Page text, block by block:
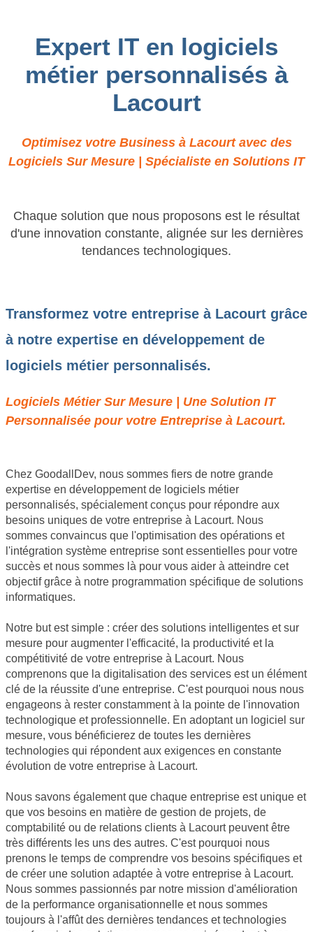
Expert IT en logiciels
métier personnalisés à
Lacourt
Optimisez votre Business à Lacourt avec des
Logiciels Sur Mesure | Spécialiste en Solutions IT
Chaque solution que nous proposons est le résultat
d'une innovation constante, alignée sur les dernières
tendances technologiques.
Transformez votre entreprise à Lacourt grâce
à notre expertise en développement de
logiciels métier personnalisés.
Logiciels Métier Sur Mesure | Une Solution IT
Personnalisée pour votre Entreprise à Lacourt.
Chez GoodallDev, nous sommes fiers de notre grande
expertise en développement de logiciels métier
personnalisés, spécialement conçus pour répondre aux
besoins uniques de votre entreprise à Lacourt. Nous
sommes convaincus que l'optimisation des opérations et
l'intégration système entreprise sont essentielles pour votre
succès et nous sommes là pour vous aider à atteindre cet
objectif grâce à notre programmation spécifique de solutions
informatiques.
Notre but est simple : créer des solutions intelligentes et sur
mesure pour augmenter l'efficacité, la productivité et la
compétitivité de votre entreprise à Lacourt. Nous
comprenons que la digitalisation des services est un élément
clé de la réussite d'une entreprise. C'est pourquoi nous nous
engageons à rester constamment à la pointe de l'innovation
technologique et professionnelle. En adoptant un logiciel sur
mesure, vous bénéficierez de toutes les dernières
technologies qui répondent aux exigences en constante
évolution de votre entreprise à Lacourt.
Nous savons également que chaque entreprise est unique et
que vos besoins en matière de gestion de projets, de
comptabilité ou de relations clients à Lacourt peuvent être
très différents les uns des autres. C'est pourquoi nous
prenons le temps de comprendre vos besoins spécifiques et
de créer une solution adaptée à votre entreprise à Lacourt.
Nous sommes passionnés par notre mission d'amélioration
de la performance organisationnelle et nous sommes
toujours à l'affût des dernières tendances et technologies